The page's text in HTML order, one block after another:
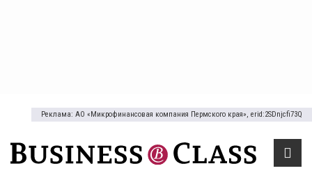
Реклама: АО «Микрофинансовая компания Пермского края», erid:2SDnjcfi73Q